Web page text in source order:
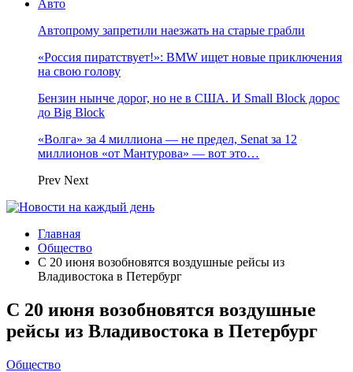
Авто
Автопрому запретили наезжать на старые грабли
«Россия пиратствует!»: BMW ищет новые приключения
на свою голову
Бензин нынче дорог, но не в США. И Small Block дорос
до Big Block
«Волга» за 4 миллиона — не предел, Senat за 12
миллионов «от Мантурова» — вот это…
Prev Next
Главная
Общество
С 20 июня возобновятся воздушные рейсы из
Владивостока в Петербург
С 20 июня возобновятся воздушные
рейсы из Владивостока в Петербург
Общество